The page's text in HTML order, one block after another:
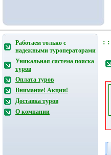
Работаем только с
надежными туроператорами
Уникальная система поиска
туров
Оплата туров
Внимание! Акции!
Доставка туров
О компании
: :